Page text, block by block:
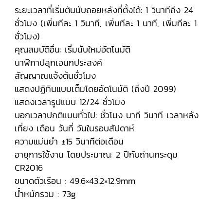
ระยะเวลาที่เริ่มต้นนับถอยหลังที่ตั้งได้: 1 วินาทีถึง 24
ชั่วโมง (เพิ่มทีละ 1 วินาที, เพิ่มทีละ 1 นาที, เพิ่มทีละ 1
ชั่วโมง)
คุณสมบัติอื่น: เริ่มนับใหม่อัตโนมัติ
นาฬิกาปลุกเอนกประสงค์
สัญญาณแจ้งต้นชั่วโมง
แสดงปฏิทินแบบเต็มโดยอัตโนมัติ (ถึงปี 2099)
แสดงเวลารูปแบบ 12/24 ชั่วโมง
บอกเวลาปกติแบบทั่วไป: ชั่วโมง นาที วินาที เวลาหลัง
เที่ยง เดือน วันที่ วันในรอบสัปดาห์
ความแม่นยำ ±15 วินาทีต่อเดือน
อายุการใช้งาน โดยประมาณ: 2 ปีกับถ่านกระดุม
CR2016
ขนาดตัวเรือน : 49.6×43.2×12.9mm
น้ำหนักรวม : 73g